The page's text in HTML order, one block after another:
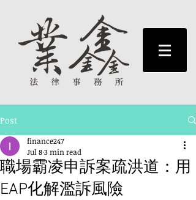
Post
職場霸凌申訴案疏洪道：用
EAP化解濫訴風險
finance247
Jul 83 min read